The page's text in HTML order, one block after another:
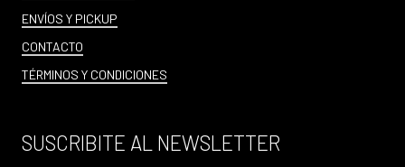
ENVÍOS Y PICKUP
CONTACTO
TÉRMINOS Y CONDICIONES
SUSCRIBITE AL NEWSLETTER